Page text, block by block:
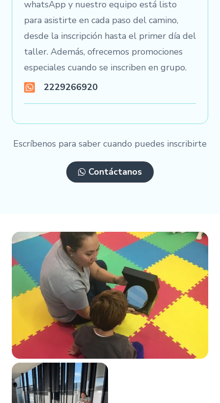
whatsApp y nuestro equipo está listo
para asistirte en cada paso del camino,
desde la inscripción hasta el primer día del
taller. Además, ofrecemos promociones
especiales cuando se inscriben en grupo.
2229266920
Escríbenos para saber cuando puedes inscribirte
Contáctanos